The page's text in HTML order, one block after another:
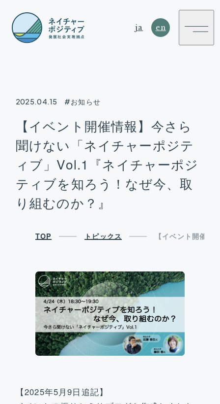
NATURE
POSITIVE
SUSTAINABLE DEVELOPMENT HUB
ビジョン&ターゲット
社会実装部門
トピックス
ja en
2025.04.15 #お知らせ
【イベント開催情報】今さら
聞けない「ネイチャーポジテ
ィブ」Vol.1『ネイチャーポジ
ティブを知ろう！なぜ今、取
り組むのか？』
TOP トピックス 【イベント開催
【2025年5月9日追記】